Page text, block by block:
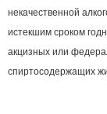
некачественной
истекшим сроком
акцизных или
спиртосодержащих